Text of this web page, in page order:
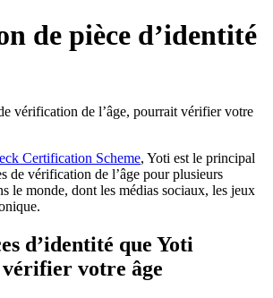
de pièce d’identité
vérification de l’âge, pourrait vérifier votre
Certification Scheme, Yoti est le principal
de vérification de l’âge pour plusieurs
le monde, dont les médias sociaux, les jeux
d’identité que Yoti
votre âge